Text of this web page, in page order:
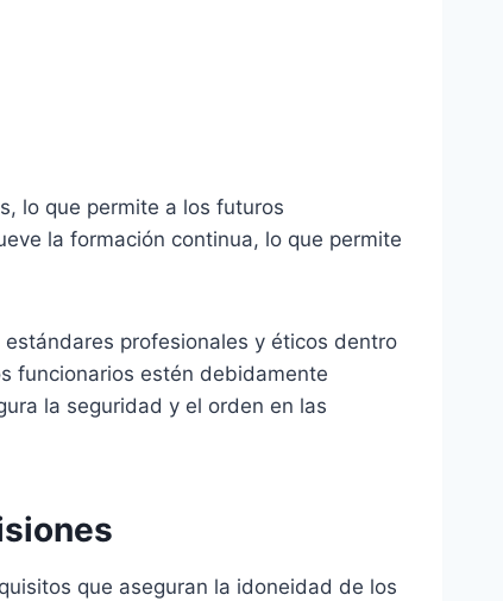
lo que permite a los futuros
la formación continua, lo que permite
profesionales y éticos dentro
funcionarios estén debidamente
la seguridad y el orden en las
que aseguran la idoneidad de los